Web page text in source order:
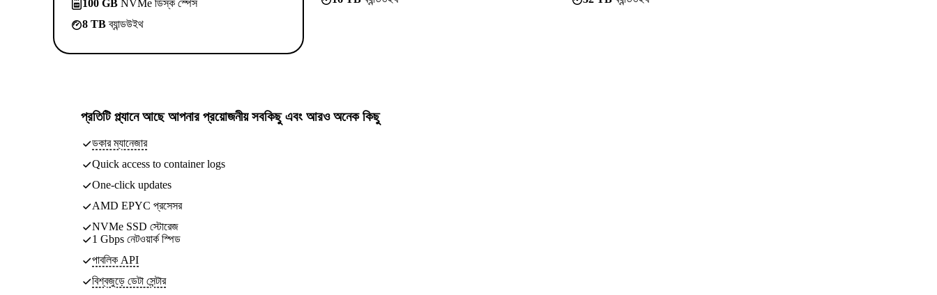
100 GB NVMe ডিস্ক স্পেস
8 TBব্যান্ডউইথ
প্রতিটি প্ল্যানে আছেআপনার প্রয়োজনীয় সবকিছুএবং আরও অনেক কিছু
ডকার ম্যানেজার
Quick access to container logs
One-click updates
AMD EPYC প্রসেসর
NVMe SSD স্টোরেজ
1 Gbps নেটওয়ার্ক স্পিড
পাবলিক API
বিশ্বজুড়ে ডেটা সেন্টার